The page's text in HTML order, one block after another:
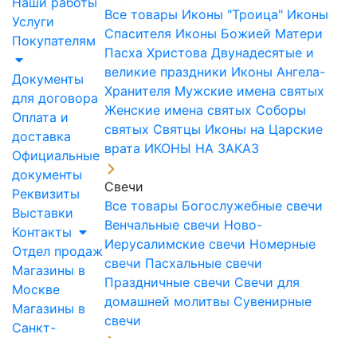
Услуги
Покупателям
Документы
для договора
Оплата и
доставка
Официальные
документы
Реквизиты
Выставки
Контакты
Отдел продаж
Магазины в
Москве
Магазины в
Санкт-
Все товары Иконы "Троица" Иконы
Спасителя Иконы Божией Матери
Пасха Христова Двунадесятые и
великие праздники Иконы Ангела-
Хранителя Мужские имена святых
Женские имена святых Соборы
святых Святцы Иконы на Царские
врата ИКОНЫ НА ЗАКАЗ
Свечи
Все товары Богослужебные свечи
Венчальные свечи Ново-
Иерусалимские свечи Номерные
свечи Пасхальные свечи
Праздничные свечи Свечи для
домашней молитвы Сувенирные
свечи